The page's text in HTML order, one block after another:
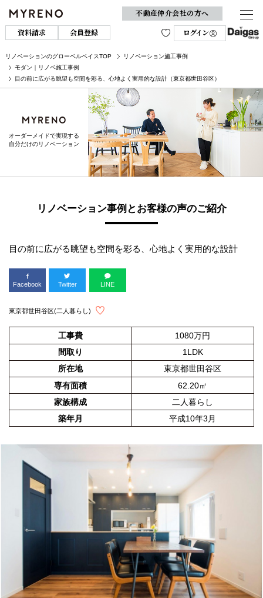
不動産仲介会社の方へ
資料請求
会員登録 ログイン
リノベーションのグローベルベイスTOP
リノベーション施工事例
モダン｜リノベ施工事例
目の前に広がる眺望も空間を彩る、心地よく実用的な設計（東京都世田谷区）
オーダーメイドで実現する
自分だけのリノベーション
リノベーション事例とお客様の声のご紹介
目の前に広がる眺望も空間を彩る、心地よく実用的な設計
Facebook Twitter LINE
東京都世田谷区(二人暮らし)
工事費
1080万円
間取り
1LDK
所在地
東京都世田谷区
専有面積
62.20㎡
家族構成
二人暮らし
築年月
平成10年3月